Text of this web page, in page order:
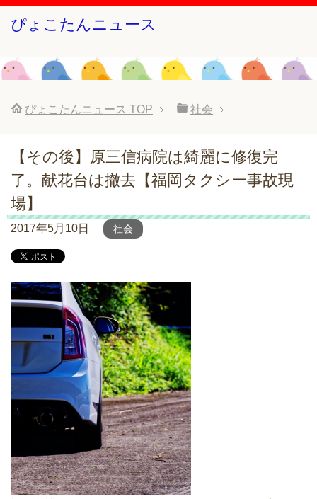
ぴょこたんニュース
ぴょこたんニュース TOP 社会
【その後】原三信病院は綺麗に修復完
了。献花台は撤去【福岡タクシー事故現
場】
2017年5月10日 社会